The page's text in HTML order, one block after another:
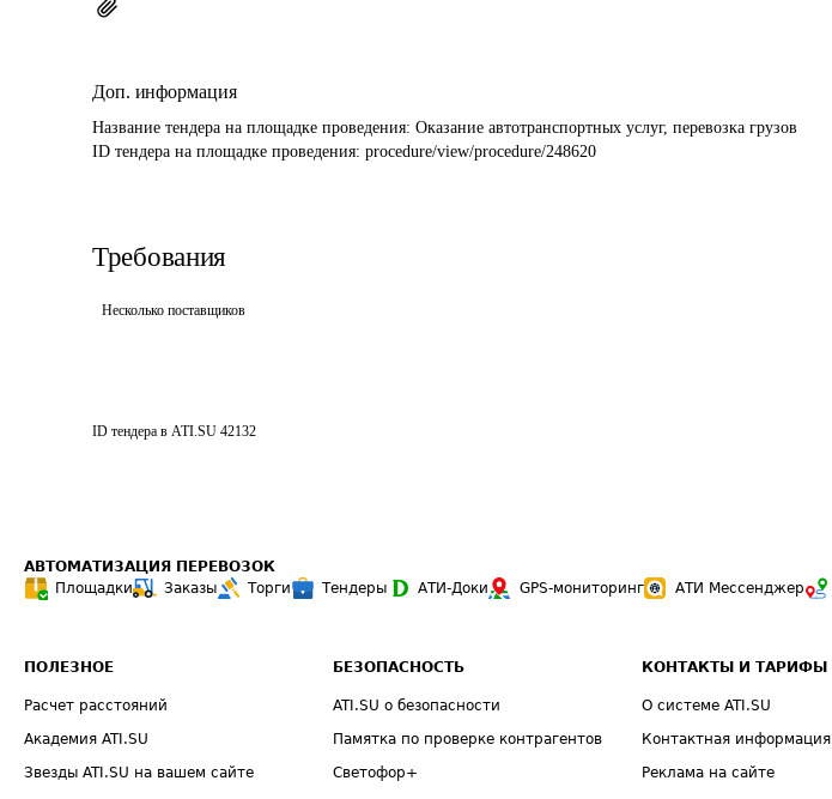
Доп. информация
Название тендера на площадке проведения: Оказание автотранспортных услуг, перевозка грузов
ID тендера на площадке проведения: procedure/view/procedure/248620
Требования
Несколько поставщиков
ID тендера в ATI.SU 42132
АВТОМАТИЗАЦИЯ ПЕРЕВОЗОК
Площадки
Заказы Торги Тендеры АТИ-Доки GPS-мониторинг АТИ Мессенджер
ПОЛЕЗНОЕ
Расчет расстояний
Академия ATI.SU
Звезды ATI.SU на вашем сайте
БЕЗОПАСНОСТЬ
ATI.SU о безопасности
Памятка по проверке контрагентов
Светофор+
КОНТАКТЫ И ТАРИФЫ
О системе ATI.SU
Контактная информация
Реклама на сайте